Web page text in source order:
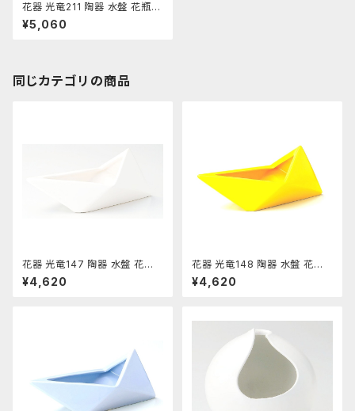
花器 光竜211 陶器 水盤 花瓶
コンポーネント フラワーベース
¥5,060
同じカテゴリの商品
花器 光竜147 陶器 水盤 花瓶
コンポーネント フラワーベース
¥4,620
花器 光竜148 陶器 水盤 花瓶
コンポーネント フラワーベース
¥4,620